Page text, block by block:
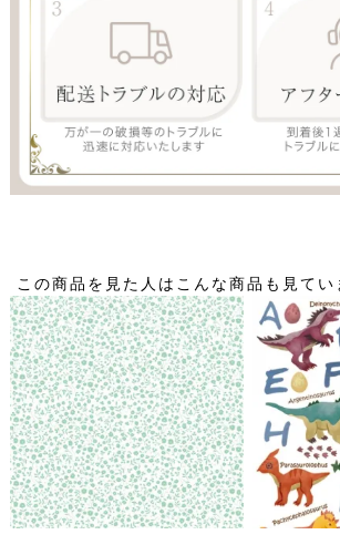
この商品を見た人はこんな商品も見てい